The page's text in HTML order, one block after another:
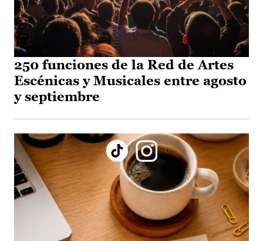
250 funciones de la Red de Artes
Escénicas y Musicales entre agosto
y septiembre